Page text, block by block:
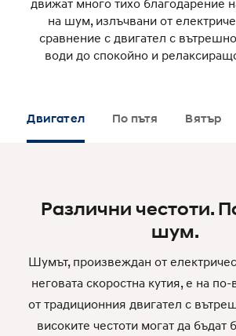
движат много тихо благодарение
на шум, излъчвани от
сравнение с двигател с
води до спокойно и
Двигател По пътя Вятър
Различни честоти.
шум.
Шумът, произвеждан от
неговата скоростна кутия, е на
от традиционния двигател с
високите честоти могат да бъдат